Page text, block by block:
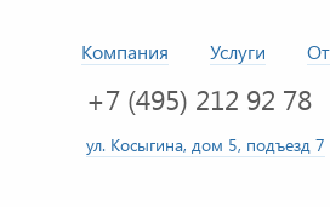
Компания Услуги
+7 (495) 212 92 78
ул. Косыгина, дом 5, подъезд 7